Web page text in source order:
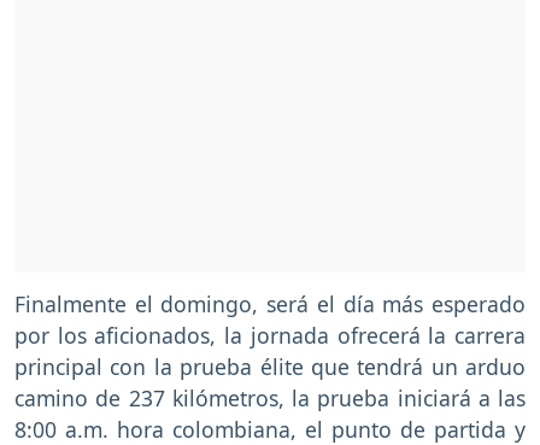
Finalmente el domingo, será el día más esperado
por los aficionados, la jornada ofrecerá la carrera
principal con la prueba élite que tendrá un arduo
camino de 237 kilómetros, la prueba iniciará a las
8:00 a.m. hora colombiana, el punto de partida y